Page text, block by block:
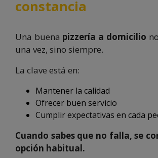
constancia
Una buena pizzería a domicilio
una vez, sino siempre.
La clave está en:
Mantener la calidad
Ofrecer buen servicio
Cumplir expectativas en cada
Cuando sabes que no falla, se
opción habitual.